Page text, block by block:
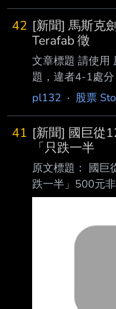
42 [新聞] 馬斯克
Terafab 徵
文章標題 請使用
題，違者4-1處
Terafab 徵
結： 網址超過一
擊者板規 1-2-2
https://
張貼超過3天新
日 13:50 記者署
pl132 · 股票
41 [新聞] 國巨從
「只跌一半
原文標題： 國巨
跌一半」500元
https://
綜合報導 原文內
200萬本金，一
全投入股市，沒
就是國巨（
多元，一路狂跌